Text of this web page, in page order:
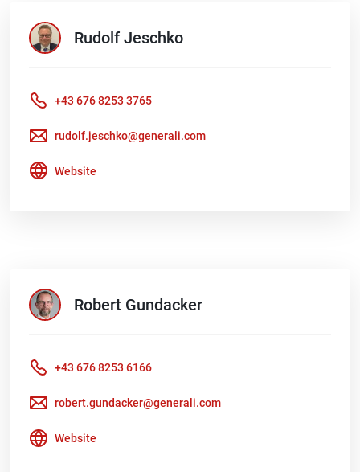
Rudolf Jeschko
+43 676 8253 3765
rudolf.jeschko@generali.com
Website
Robert Gundacker
+43 676 8253 6166
robert.gundacker@generali.com
Website